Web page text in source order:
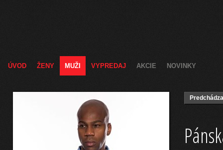
ÚVOD ŽENY MUŽI VYPREDAJ AKCIE NOVINKY